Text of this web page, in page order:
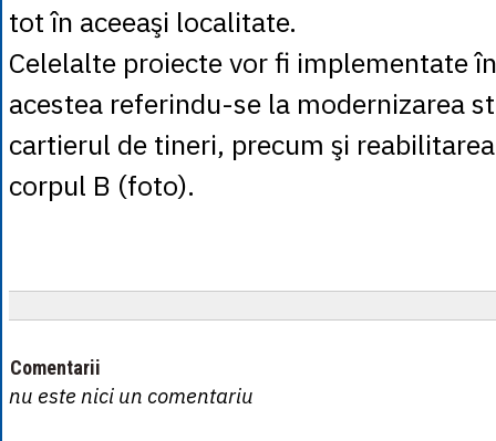
tot în aceeaşi localitate.
Celelalte proiecte vor fi implementate
acestea referindu-se la modernizarea
cartierul de tineri, precum şi
corpul B (foto).
Comentarii
nu este nici un comentariu